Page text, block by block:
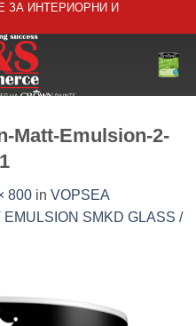
ЗА ИНТЕРИОРНИ И
Matt-Emulsion-2-
800 in VOPSEA
EMULSION SMKD GLASS /